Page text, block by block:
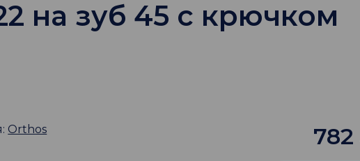
на зуб 45 с крючком
Orthos
782